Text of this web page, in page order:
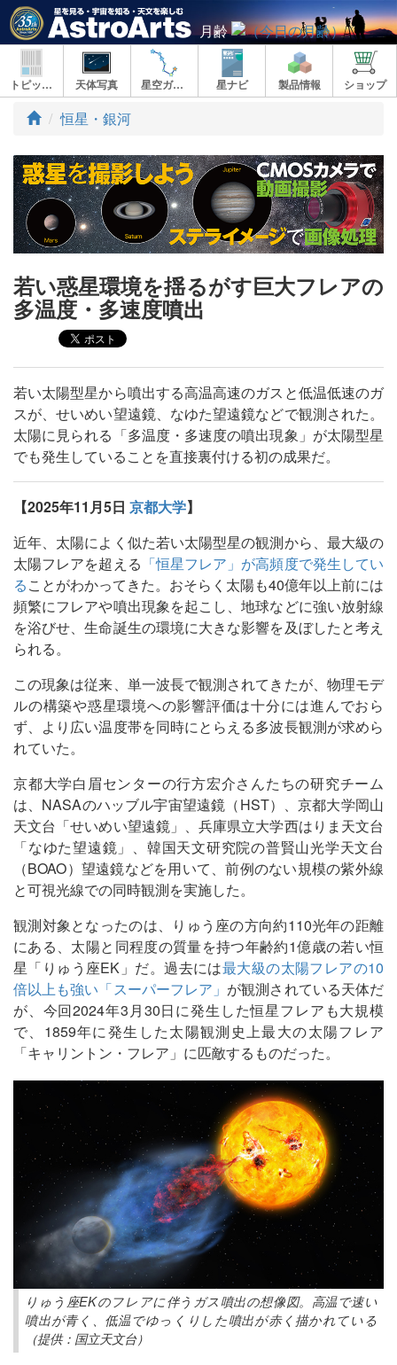
月齢
トピックス 天体写真 星空ガイド 星ナビ 製品情報 ショップ
ト
プ
恒星・銀河
若い惑星環境を揺るがす巨大フレアの
多温度・多速度噴出
若い太陽型星から噴出する高温高速のガスと低温低速のガ
スが、せいめい望遠鏡、なゆた望遠鏡などで観測された。
太陽に見られる「多温度・多速度の噴出現象」が太陽型星
でも発生していることを直接裏付ける初の成果だ。
【2025年11月5日 京都大学】
近年、太陽によく似た若い太陽型星の観測から、最大級の
太陽フレアを超える 「恒星フレア」が高頻度で発生してい
ることがわかってきた。おそらく太陽も40億年以上前には
頻繁にフレアや噴出現象を起こし、地球などに強い放射線
を浴びせ、生命誕生の環境に大きな影響を及ぼしたと考え
られる。
この現象は従来、単一波長で観測されてきたが、物理モデ
ルの構築や惑星環境への影響評価は十分には進んでおら
ず、より広い温度帯を同時にとらえる多波長観測が求めら
れていた。
京都大学白眉センターの行方宏介さんたちの研究チーム
は、NASAのハッブル宇宙望遠鏡（HST）、京都大学岡山
天文台「せいめい望遠鏡」、兵庫県立大学西はりま天文台
「なゆた望遠鏡」、韓国天文研究院の普賢山光学天文台
（BOAO）望遠鏡などを用いて、前例のない規模の紫外線
と可視光線での同時観測を実施した。
観測対象となったのは、りゅう座の方向約110光年の距離
にある、太陽と同程度の質量を持つ年齢約1億歳の若い恒
星「りゅう座EK」だ。過去には最大級の太陽フレアの10
倍以上も強い「スーパーフレア」 が観測されている天体だ
が、今回2024年3月30日に発生した恒星フレアも大規模
で、1859年に発生した太陽観測史上最大の太陽フレア
「キャリントン・フレア」に匹敵するものだった。
りゅう座EKのフレアに伴うガス噴出の想像図。高温で速い
噴出が青く、低温でゆっくりした噴出が赤く描かれている
（提供：国立天文台）